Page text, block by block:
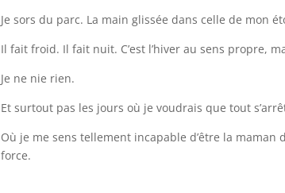
Je sors du parc. La main glissée dans celle de mon
Il fait froid. Il fait nuit. C’est l’hiver au sens propre,
Je ne nie rien.
Et surtout pas les jours où je voudrais que tout
Où je me sens tellement incapable d’être la maman
force.